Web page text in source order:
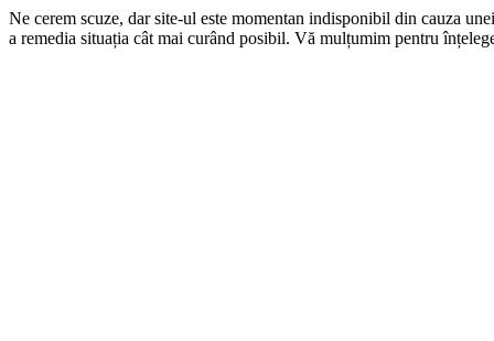
Ne cerem scuze, dar site-ul este momentan indisponibil din cauza
a remedia situația cât mai curând posibil. Vă mulțumim pentru